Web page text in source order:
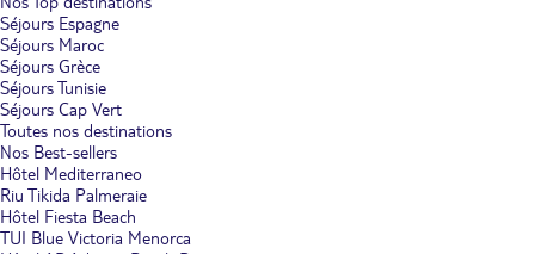
Séjours Espagne
Séjours Maroc
Séjours Grèce
Séjours Tunisie
Séjours Cap Vert
Toutes nos destinations
Nos Best-sellers
Hôtel Mediterraneo
Riu Tikida Palmeraie
Hôtel Fiesta Beach
TUI Blue Victoria Menorca